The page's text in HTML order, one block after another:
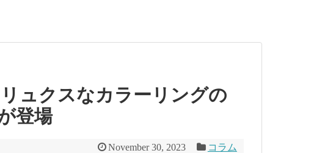
ュクスなカラーリングの
登場
November 30, 2023 コラム